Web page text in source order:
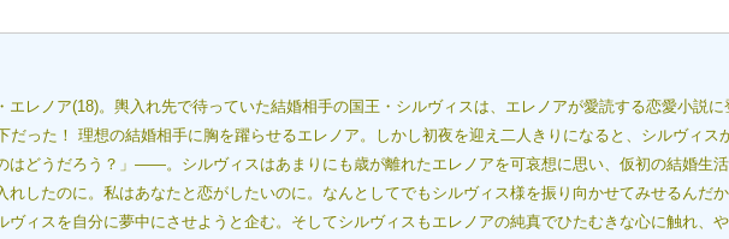
レノア(18)。輿入れ先で待っていた結婚相手の国王・シルヴィスは、エレノアが愛読する恋愛小説に
だった！ 理想の結婚相手に胸を躍らせるエレノア。しかし初夜を迎え二人きりになると、シルヴィス
はどうだろう？」――。シルヴィスはあまりにも歳が離れたエレノアを可哀想に思い、仮初の結婚生
れしたのに。私はあなたと恋がしたいのに。なんとしてでもシルヴィス様を振り向かせてみせるんだ
ヴィスを自分に夢中にさせようと企む。そしてシルヴィスもエレノアの純真でひたむきな心に触れ、